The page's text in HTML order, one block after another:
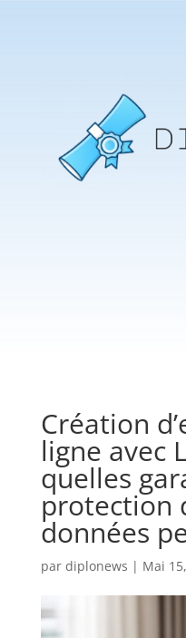
Création
ligne avec
quelles
protection
données
par diplonews | Mai